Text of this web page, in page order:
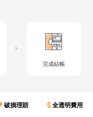
>
完成結帳
破損理賠 全透明費用